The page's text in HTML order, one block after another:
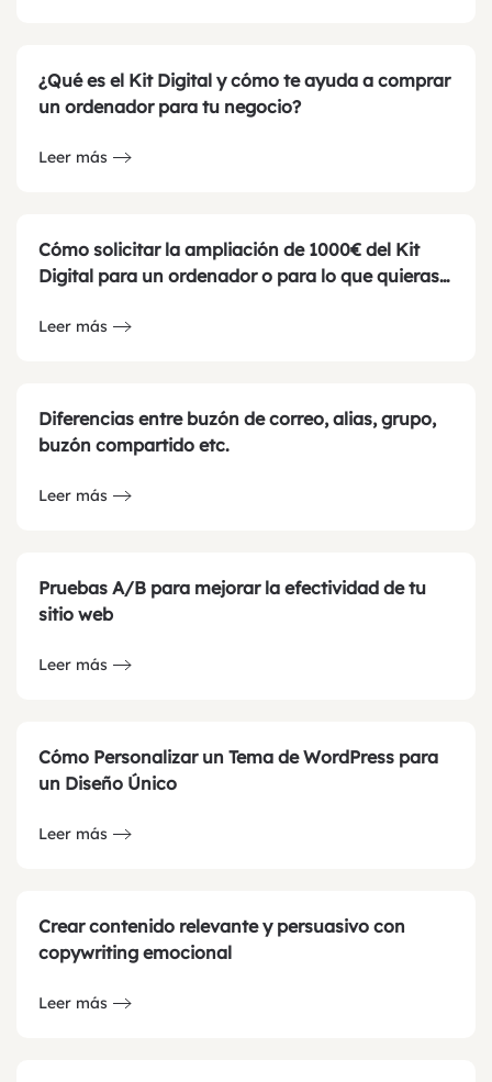
¿Qué es el Kit Digital y cómo te ayuda a comprar
un ordenador para tu negocio?
Leer más
Cómo solicitar la ampliación de 1000€ del Kit
Digital para un ordenador o para lo que quieras…
Leer más
Diferencias entre buzón de correo, alias, grupo,
buzón compartido etc.
Leer más
Pruebas A/B para mejorar la efectividad de tu
sitio web
Leer más
Cómo Personalizar un Tema de WordPress para
un Diseño Único
Leer más
Crear contenido relevante y persuasivo con
copywriting emocional
Leer más